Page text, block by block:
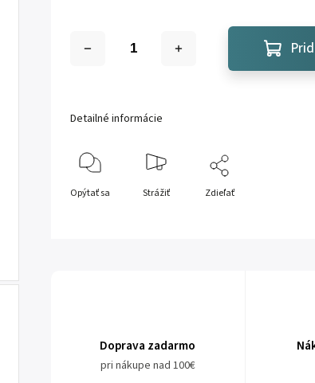
Detailné informácie
Opýtať sa Strážiť Zdieľať
Doprava zadarmo
pri nákupe nad 100€